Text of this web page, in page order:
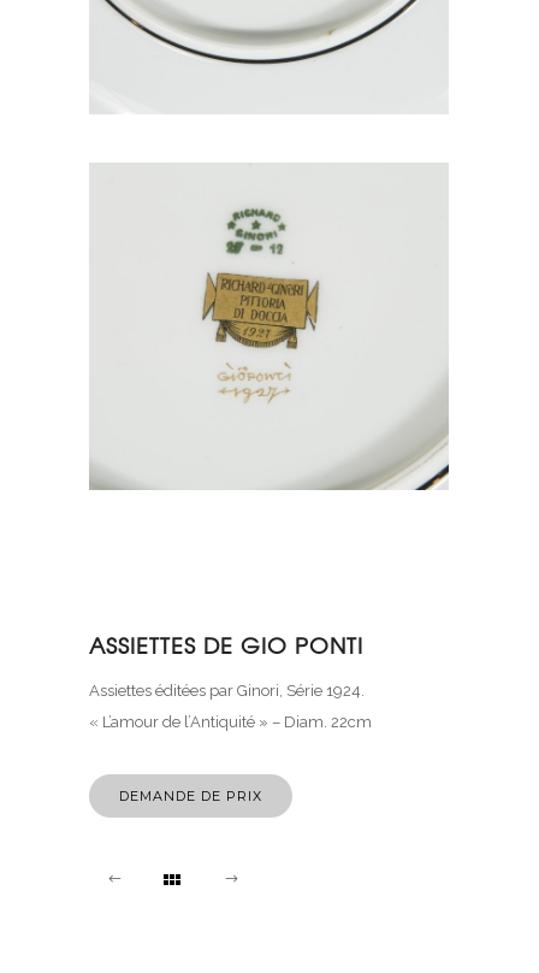
ASSIETTES DE GIO PONTI
Assiettes éditées par Ginori, Série 1924.
« L’amour de l’Antiquité » – Diam. 22cm
DEMANDE DE PRIX